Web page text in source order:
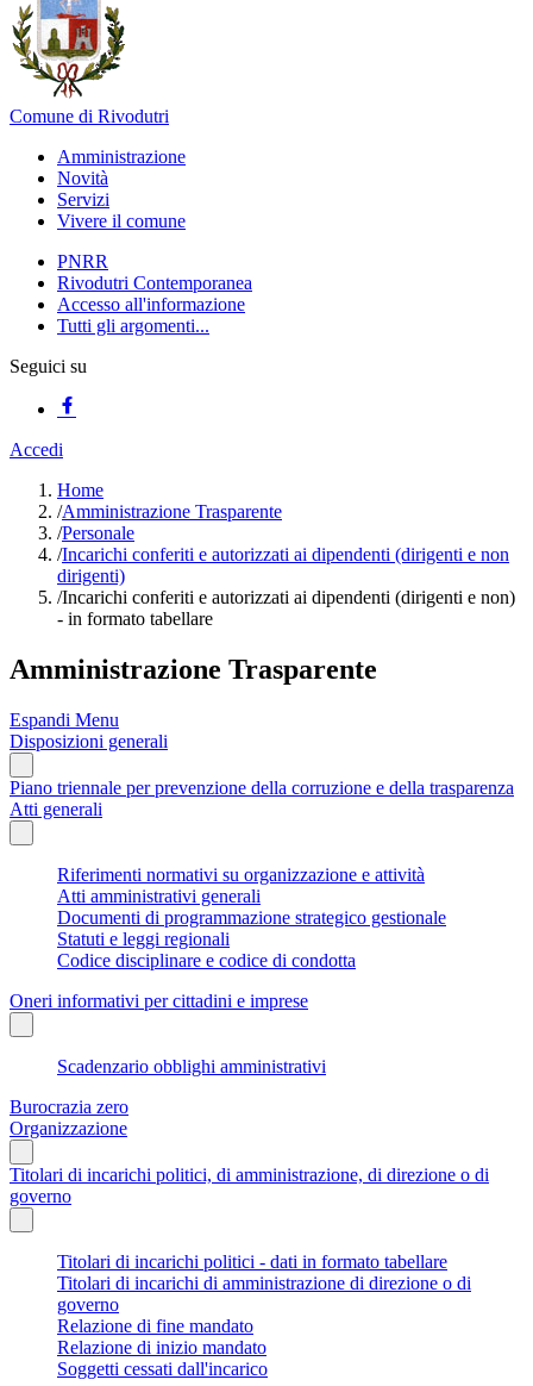
Comune di Rivodutri
Amministrazione
Novità
Servizi
Vivere il comune
PNRR
Rivodutri Contemporanea
Accesso all'informazione
Tutti gli argomenti...
Seguici su
Accedi
Home
/Amministrazione Trasparente
/Personale
/Incarichi conferiti e autorizzati ai dipendenti (dirigenti e non
dirigenti)
/Incarichi conferiti e autorizzati ai dipendenti (dirigenti e non)
- in formato tabellare
Amministrazione Trasparente
Espandi Menu
Disposizioni generali
Piano triennale per prevenzione della corruzione e della trasparenza
Atti generali
Riferimenti normativi su organizzazione e attività
Atti amministrativi generali
Documenti di programmazione strategico gestionale
Statuti e leggi regionali
Codice disciplinare e codice di condotta
Oneri informativi per cittadini e imprese
Scadenzario obblighi amministrativi
Burocrazia zero
Organizzazione
Titolari di incarichi politici, di amministrazione, di direzione o di
governo
Titolari di incarichi politici - dati in formato tabellare
Titolari di incarichi di amministrazione di direzione o di
governo
Relazione di fine mandato
Relazione di inizio mandato
Soggetti cessati dall'incarico